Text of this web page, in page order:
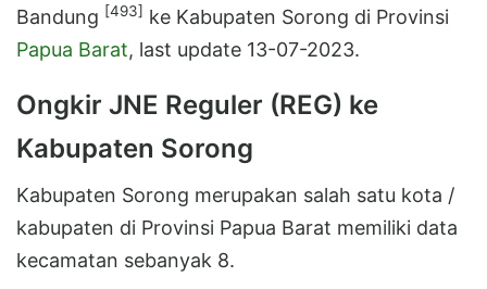
Bandung [493] ke Kabupaten Sorong di Provinsi
Papua Barat, last update 13-07-2023.
Ongkir JNE Reguler (REG) ke
Kabupaten Sorong
Kabupaten Sorong merupakan salah satu kota /
kabupaten di Provinsi Papua Barat memiliki data
kecamatan sebanyak 8.